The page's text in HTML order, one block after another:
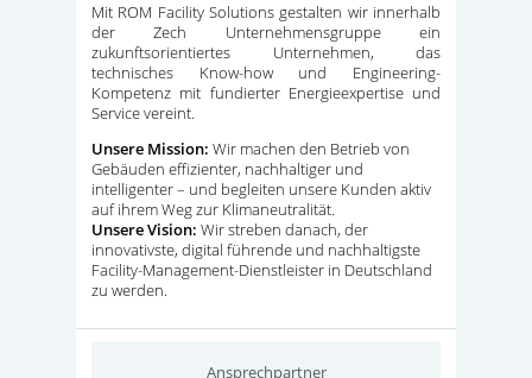
Mit ROM Facility Solutions gestalten wir innerhalb
der Zech Unternehmensgruppe ein
zukunftsorientiertes Unternehmen, das
technisches Know-how und Engineering-
Kompetenz mit fundierter Energieexpertise und
Service vereint.
Unsere Mission: Wir machen den Betrieb von
Gebäuden effizienter, nachhaltiger und
intelligenter – und begleiten unsere Kunden aktiv
auf ihrem Weg zur Klimaneutralität.
Unsere Vision: Wir streben danach, der
innovativste, digital führende und nachhaltigste
Facility-Management-Dienstleister in Deutschland
zu werden.
Ansprechpartner